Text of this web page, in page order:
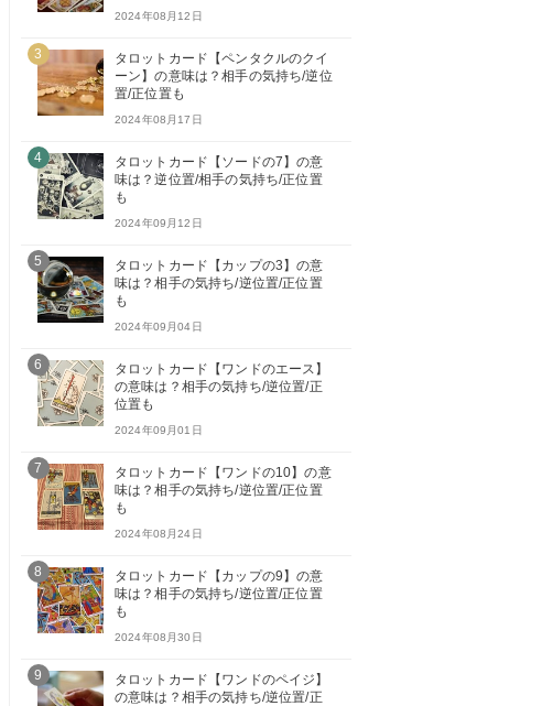
2024年08月12日
3
タロットカード【ペンタクルのクイ
ーン】の意味は？相手の気持ち/逆位
置/正位置も
2024年08月17日
4
タロットカード【ソードの7】の意
味は？逆位置/相手の気持ち/正位置
も
2024年09月12日
5
タロットカード【カップの3】の意
味は？相手の気持ち/逆位置/正位置
も
2024年09月04日
6
タロットカード【ワンドのエース】
の意味は？相手の気持ち/逆位置/正
位置も
2024年09月01日
7
タロットカード【ワンドの10】の意
味は？相手の気持ち/逆位置/正位置
も
2024年08月24日
8
タロットカード【カップの9】の意
味は？相手の気持ち/逆位置/正位置
も
2024年08月30日
9
タロットカード【ワンドのペイジ】
の意味は？相手の気持ち/逆位置/正